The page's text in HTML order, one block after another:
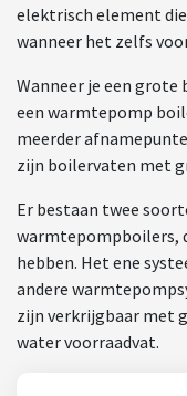
elektrisch element
wanneer het zelfs
Wanneer je een grote
een warmtepomp
meerder
zijn boilervaten met
Er bestaan twee
warmtepompboilers,
hebben. Het ene
andere
zijn verkrijgbaar met
water voorraadvat.